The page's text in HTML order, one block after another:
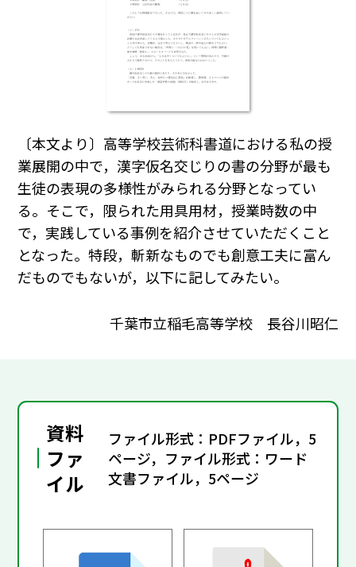
〔本文より〕高等学校芸術科書道における私の授
業展開の中で，漢字仮名交じりの書の分野が最も
生徒の表現の多様性がみられる分野となってい
る。そこで，限られた用具用材，授業時数の中
で，実践している事例を紹介させていただくこと
となった。特段，斬新なものでも創意工夫に富ん
だものでもないが，以下に記してみたい。
千葉市立稲毛高等学校 長谷川昭仁
資料
ファ
イル
ファイル形式：PDFファイル，5
ページ，ファイル形式：ワード
文書ファイル，5ページ